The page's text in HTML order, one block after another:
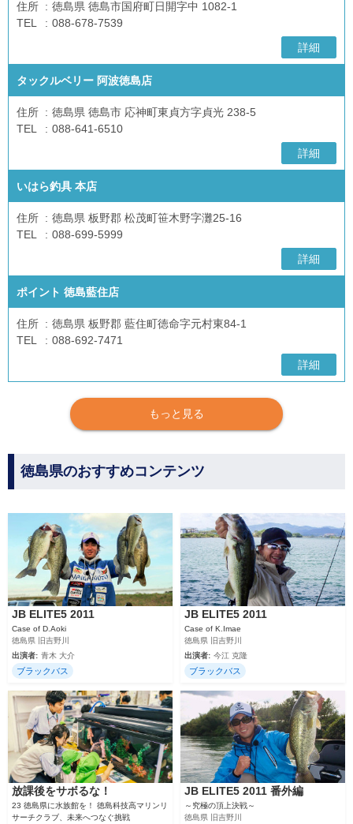
住所
徳島県 徳島市国府町日開字中 1082-1
TEL
088-678-7539
詳細
タックルベリー 阿波徳島店
住所
徳島県 徳島市 応神町東貞方字貞光 238-5
TEL
088-641-6510
詳細
いはら釣具 本店
住所
徳島県 板野郡 松茂町笹木野字灘25-16
TEL
088-699-5999
詳細
ポイント 徳島藍住店
住所
徳島県 板野郡 藍住町徳命字元村東84-1
TEL
088-692-7471
詳細
もっと見る
徳島県のおすすめコンテンツ
JB ELITE5 2011
Case of D.Aoki
徳島県 旧吉野川
出演者: 青木 大介
ブラックバス
JB ELITE5 2011
Case of K.Imae
徳島県 旧吉野川
出演者: 今江 克隆
ブラックバス
放課後をサボるな！
23 徳島県に水族館を！ 徳島科技高マリンリ
サーチクラブ、未来へつなぐ挑戦
JB ELITE5 2011 番外編
～究極の頂上決戦～
徳島県 旧吉野川